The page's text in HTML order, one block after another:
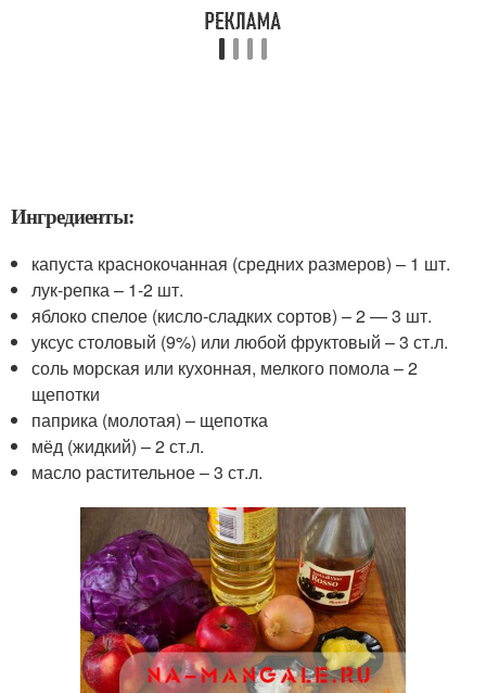
Ингредиенты:
капуста краснокочанная (средних размеров) – 1 шт.
лук-репка – 1-2 шт.
яблоко спелое (кисло-сладких сортов) – 2 — 3 шт.
уксус столовый (9%) или любой фруктовый – 3 ст.л.
соль морская или кухонная, мелкого помола – 2
щепотки
паприка (молотая) – щепотка
мёд (жидкий) – 2 ст.л.
масло растительное – 3 ст.л.